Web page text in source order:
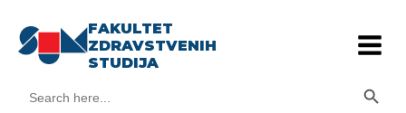
FAKULTET
ZDRAVSTVENIH
STUDIJA
for: